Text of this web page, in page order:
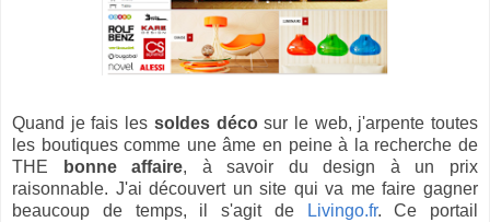
Quand je fais les soldes décosur le web, j'arpente toutes
les boutiques comme une âme en peine à la recherche de
THE
bonne affaire, à savoir du design à un prix
raisonnable. J'ai découvert un site qui va me faire gagner
beaucoup de temps, il s'agit de
Livingo.fr. Ce portail